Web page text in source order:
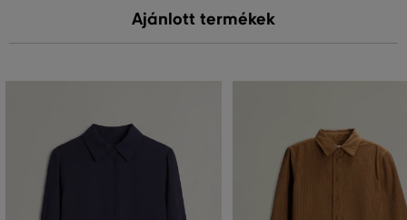
Ajánlott termékek